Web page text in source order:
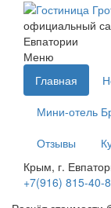
официальный
Евпатории
Меню
Главная
Мини-отель
Отзывы
Крым, г.
+7(916) 815-40-